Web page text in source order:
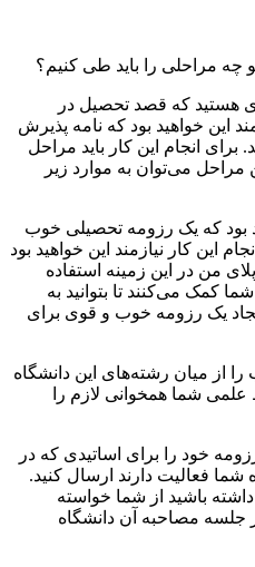
چه مراحلی را باید طی کنیم؟
هستید که قصد تحصیل در
این خواهید بود که نامه پذیرش
برای انجام این کار باید مراحل
می‌توان به موارد زیر
بود که یک رزومه تحصیلی خوب
این کار نیازمند این خواهید بود
من در این زمینه استفاده
کمک می‌کنند تا بتوانید به
یک رزومه خوب و قوی برای
از میان رشته‌های این دانشگاه
علمی شما همخوانی لازم را
خود را برای اساتیدی که در
شما فعالیت دارند ارسال کنید.
باشید از شما خواسته
مصاحبه آن دانشگاه